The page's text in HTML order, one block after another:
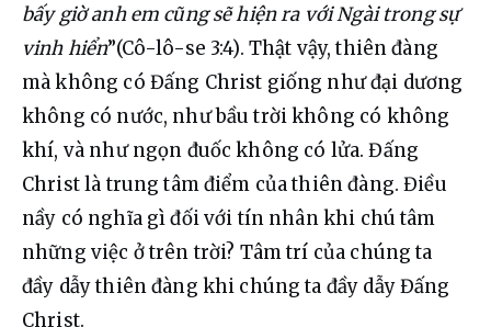
bấy giờ anh em cũng sẽ hiện ra với Ngài trong sự
vinh hiển”(Cô-lô-se 3:4). Thật vậy, thiên đàng
mà không có Đấng Christ giống như đại dương
không có nước, như bầu trời không có không
khí, và như ngọn đuốc không có lửa. Đấng
Christ là trung tâm điểm của thiên đàng. Điều
nầy có nghĩa gì đối với tín nhân khi chú tâm
những việc ở trên trời? Tâm trí của chúng ta
đầy dẫy thiên đàng khi chúng ta đầy dẫy Đấng
Christ.